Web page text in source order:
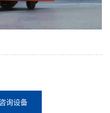
询设备